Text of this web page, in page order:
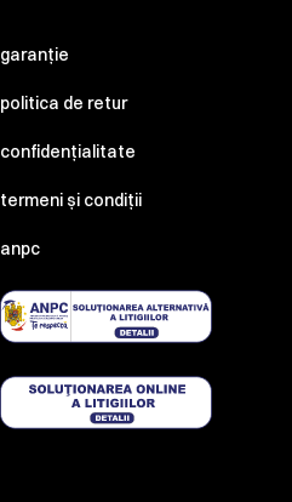
garanție
politica de retur
confidențialitate
termeni și condiții
anpc